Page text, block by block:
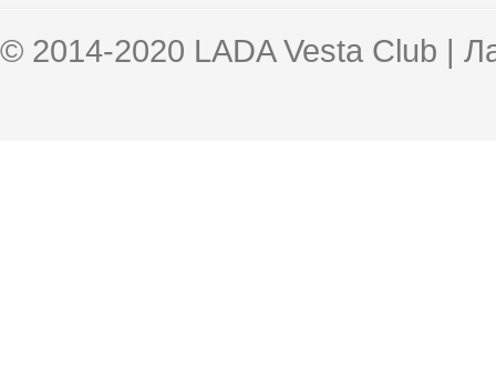
© 2014-2020 LADA Vesta Club |